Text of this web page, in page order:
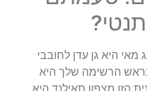
מאי היא גן עדן לחובבי
הרשימה שלך היא